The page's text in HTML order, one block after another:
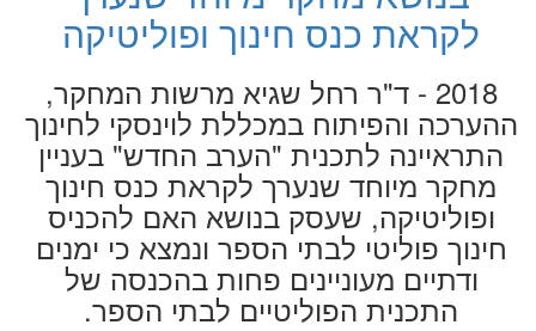
לקראת כנס חינוך ופוליטיקה
2018 - ד"ר רחל שגיא מרשות המחקר,
ההערכה והפיתוח במכללת לוינסקי לחינוך
התראיינה לתכנית "הערב החדש" בעניין
מחקר מיוחד שנערך לקראת כנס חינוך
ופוליטיקה, שעסק בנושא האם להכניס
חינוך פוליטי לבתי הספר ונמצא כי ימנים
ודתיים מעוניינים פחות בהכנסה של
התכנית הפוליטיים לבתי הספר.